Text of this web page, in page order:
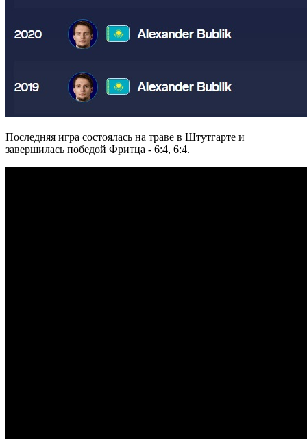
Последняя игра состоялась на траве в Штутгарте и
завершилась победой Фритца - 6:4, 6:4.